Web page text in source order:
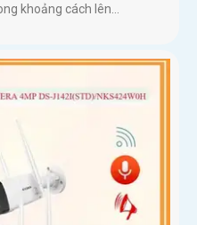
khoảng cách lên...